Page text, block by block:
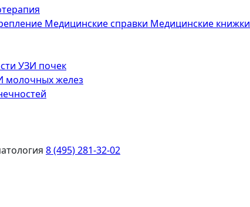
Медицинские справки Медицинские книжки
УЗИ почек
молочных желез
8 (495) 281-32-02